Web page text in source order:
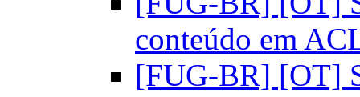
conteúdo em
[FUG-BR] [OT]